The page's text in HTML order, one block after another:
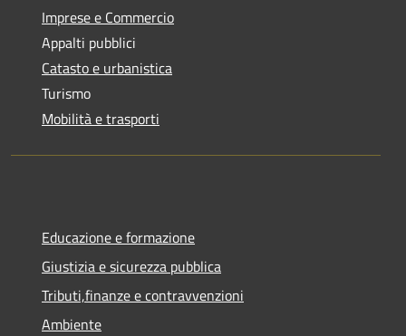
Imprese e Commercio
Appalti pubblici
Catasto e urbanistica
Turismo
Mobilità e trasporti
Educazione e formazione
Giustizia e sicurezza pubblica
Tributi,finanze e contravvenzioni
Ambiente